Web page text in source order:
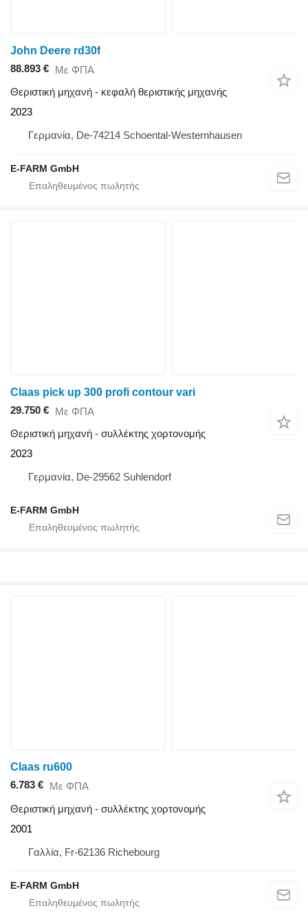
John Deere rd30f
88.893 € Με ΦΠΑ
Θεριστική μηχανή - κεφαλή θεριστικής μηχανής
2023
Γερμανία, De-74214 Schoental-Westernhausen
E-FARM GmbH
Claas pick up 300 profi contour vari
29.750 € Με ΦΠΑ
Θεριστική μηχανή - συλλέκτης χορτονομής
2023
Γερμανία, De-29562 Suhlendorf
E-FARM GmbH
Claas ru600
6.783 € Με ΦΠΑ
Θεριστική μηχανή - συλλέκτης χορτονομής
2001
Γαλλία, Fr-62136 Richebourg
E-FARM GmbH